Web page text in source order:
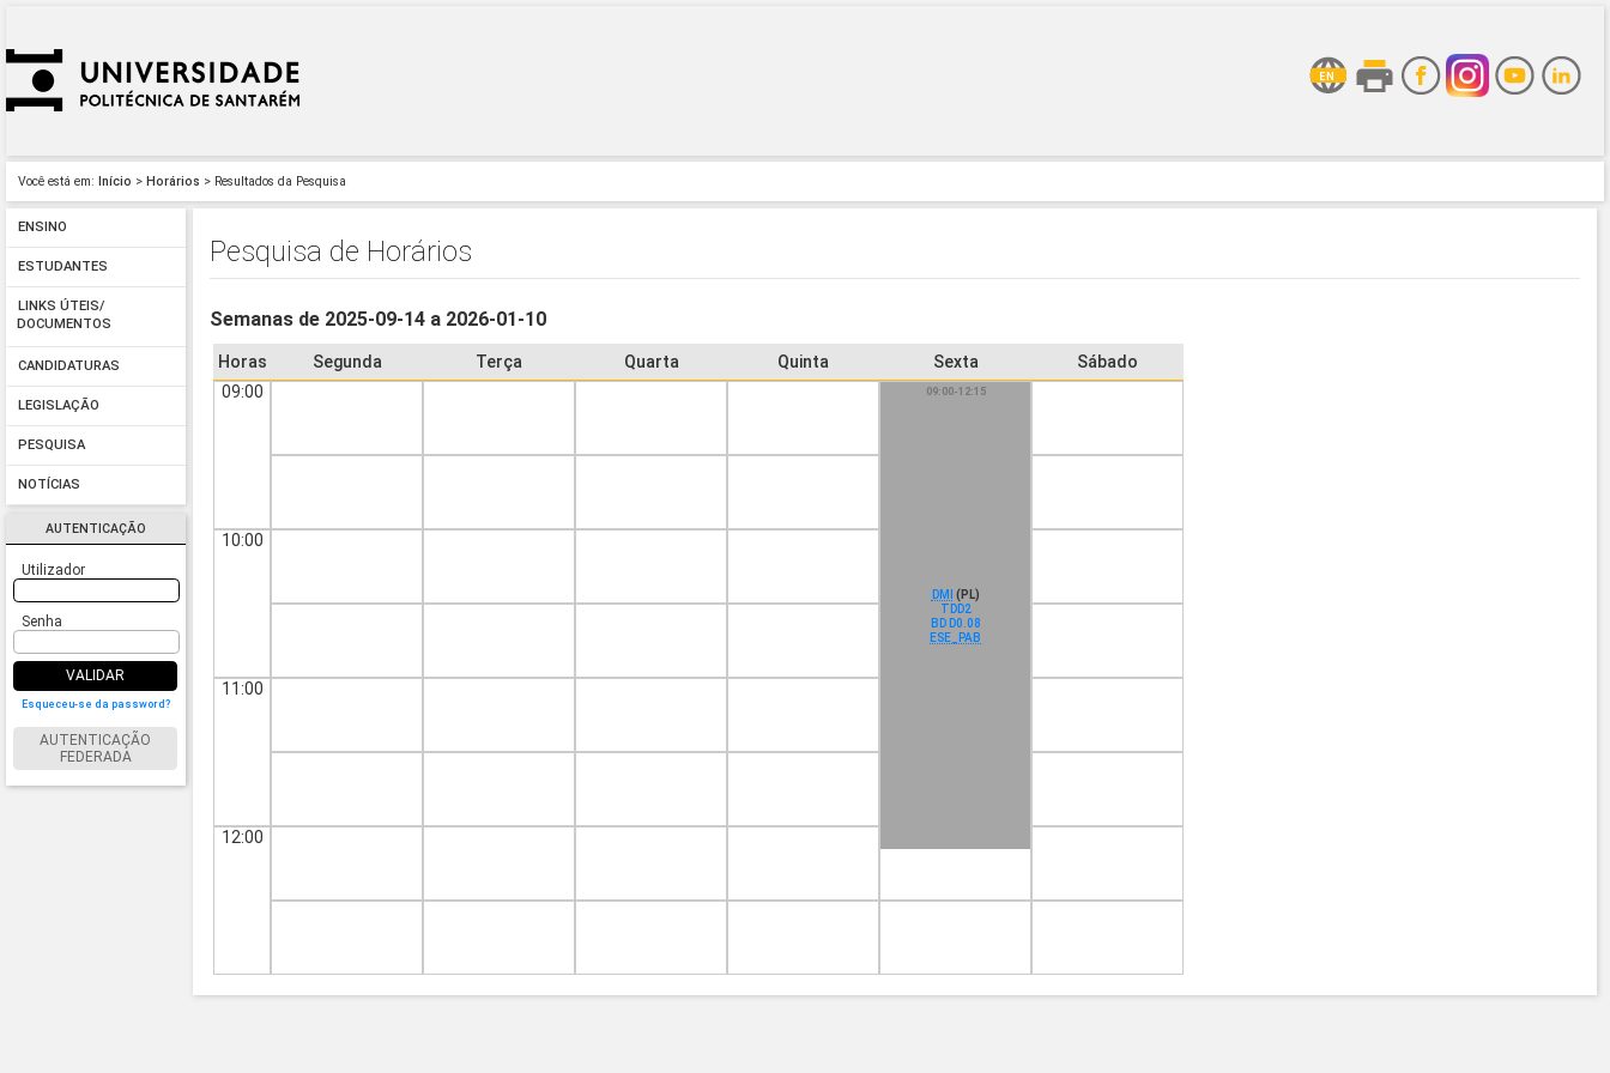
Você está em: Início > Horários > Resultados da Pesquisa
ENSINO
ESTUDANTES
LINKS ÚTEIS/
DOCUMENTOS
CANDIDATURAS
LEGISLAÇÃO
PESQUISA
NOTÍCIAS
AUTENTICAÇÃO
Utilizador
Senha
VALIDAR
Esqueceu-se da password?
AUTENTICAÇÃO
FEDERADA
Pesquisa de Horários
Semanas de 2025-09-14 a 2026-01-10
Horas Segunda Terça Quarta Quinta Sexta
Sábado
09:00
09:00-12:15
DMI
(PL)
TDD2
BD D0.08
ESE_PAB
10:00
11:00
12:00